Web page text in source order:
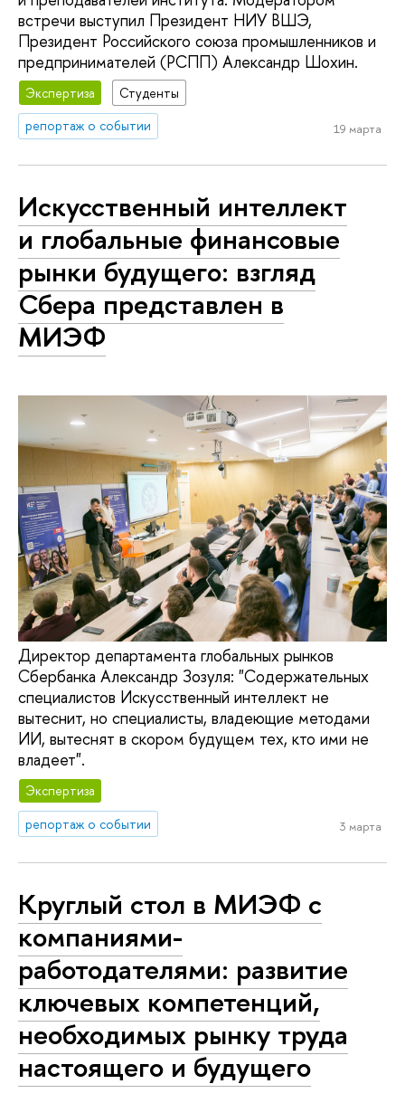
встречи выступил Президент НИУ ВШЭ,
Президент Российского союза промышленников и
предпринимателей (РСПП) Александр Шохин.
Экспертиза
Студенты
репортаж о событии
19 марта
Искусственный интеллект
и глобальные финансовые
рынки будущего: взгляд
Сбера представлен в
МИЭФ
Директор департамента глобальных рынков
Сбербанка Александр Зозуля: "Содержательных
специалистов Искусственный интеллект не
вытеснит, но специалисты, владеющие методами
ИИ, вытеснят в скором будущем тех, кто ими не
владеет".
Экспертиза
репортаж о событии
3 марта
Круглый стол в МИЭФ с
компаниями-
работодателями: развитие
ключевых компетенций,
необходимых рынку труда
настоящего и будущего